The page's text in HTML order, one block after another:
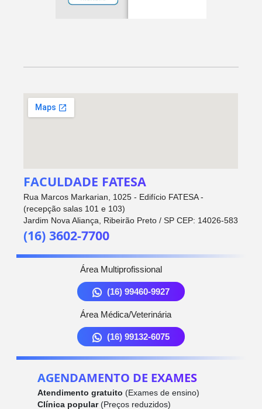
FACULDADE FATESA
Rua Marcos Markarian, 1025 - Edifício FATESA -
(recepção salas 101 e 103)
Jardim Nova Aliança, Ribeirão Preto / SP CEP: 14026-583
(16) 3602-7700
Área Multiprofissional
(16) 99460-9927
Área Médica/Veterinária
(16) 99132-6075
AGENDAMENTO DE EXAMES
Atendimento gratuito (Exames de ensino)
Clínica popular(Preços reduzidos)